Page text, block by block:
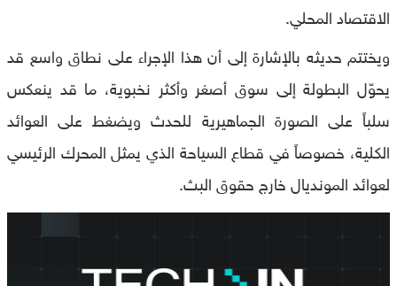
الاقتصاد المحلي.
ويختتم حديثه بالإشارة إلى أن هذا الإجراء على نطاق واسع قد
يحوّل البطولة إلى سوق أصغر وأكثر نخبوية، ما قد ينعكس
سلباً على الصورة الجماهيرية للحدث ويضغط على العوائد
الكلية، خصوصاً في قطاع السياحة الذي يمثل المحرك الرئيسي
لعوائد المونديال خارج حقوق البث.